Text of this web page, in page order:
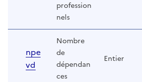
profession
nels
npe
vd
Nombre
de
dépendan
ces
Entier